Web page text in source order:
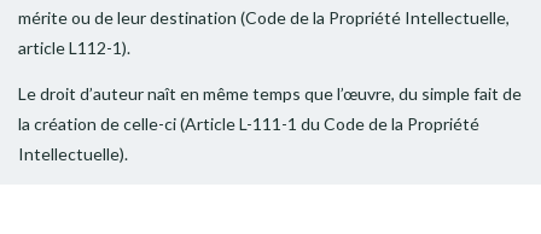
mérite ou de leur destination (Code de la Propriété Intellectuelle,
article L112-1).
Le droit d’auteur naît en même temps que l’œuvre, du simple fait de
la création de celle-ci (Article L-111-1 du Code de la Propriété
Intellectuelle).